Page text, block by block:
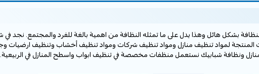
بشكل هائل وهذا يدل على ما تمثله النظافة من اهمية بالغة للفرد والمجتمع. نجد في
المنتجة لمواد تنظيف منازل ومواد تنظيف شركات ومواد تنظيف أخشاب وتنظيف ارضيات
ونظافة شبابيك نستعمل منظفات مخصصة في تنظيف ابواب واسطح المنازل في